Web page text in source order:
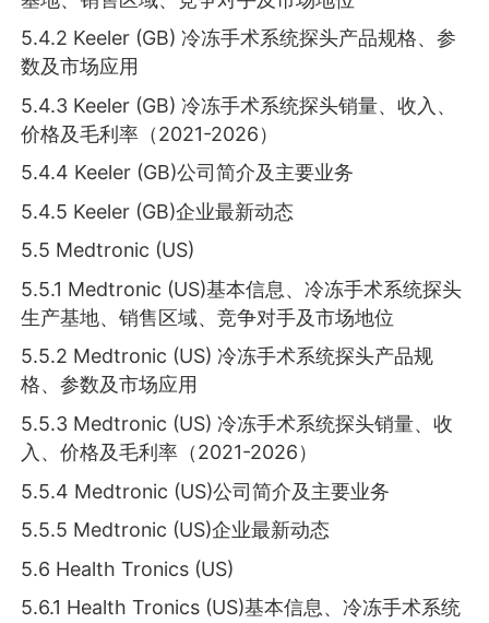
5.4.2 Keeler (GB) 冷冻手术系统探头产品规格、参
数及市场应用
5.4.3 Keeler (GB) 冷冻手术系统探头销量、收入、
价格及毛利率（2021-2026）
5.4.4 Keeler (GB)公司简介及主要业务
5.4.5 Keeler (GB)企业最新动态
5.5 Medtronic (US)
5.5.1 Medtronic (US)基本信息、冷冻手术系统探头
生产基地、销售区域、竞争对手及市场地位
5.5.2 Medtronic (US) 冷冻手术系统探头产品规
格、参数及市场应用
5.5.3 Medtronic (US) 冷冻手术系统探头销量、收
入、价格及毛利率（2021-2026）
5.5.4 Medtronic (US)公司简介及主要业务
5.5.5 Medtronic (US)企业最新动态
5.6 Health Tronics (US)
5.6.1 Health Tronics (US)基本信息、冷冻手术系统